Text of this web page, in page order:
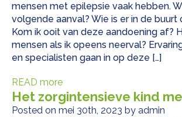
mensen met epilepsie vaak hebben.
volgende aanval? Wie is er in de buurt
Kom ik ooit van deze aandoening af?
mensen als ik opeens neerval?
en specialisten gaan in op deze […]
READ more
Het zorgintensieve kind
Posted on mei 30th, 2023 by admin